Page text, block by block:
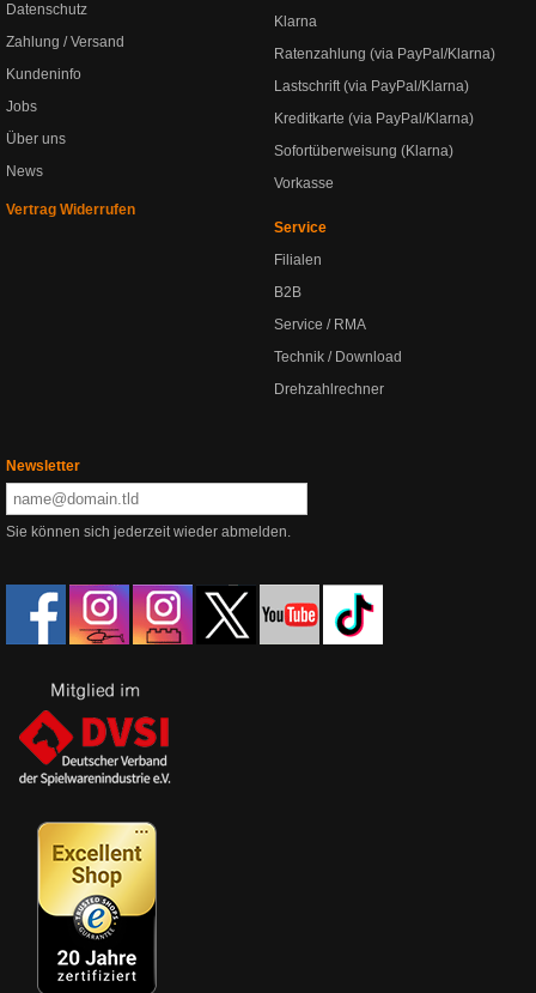
Datenschutz
Zahlung / Versand
Kundeninfo
Jobs
Über uns
News
Vertrag Widerrufen
Klarna
Ratenzahlung (via PayPal/Klarna)
Lastschrift (via PayPal/Klarna)
Kreditkarte (via PayPal/Klarna)
Sofortüberweisung (Klarna)
Vorkasse
Service
Filialen
B2B
Service / RMA
Technik / Download
Drehzahlrechner
Newsletter
Sie können sich jederzeit wieder abmelden.